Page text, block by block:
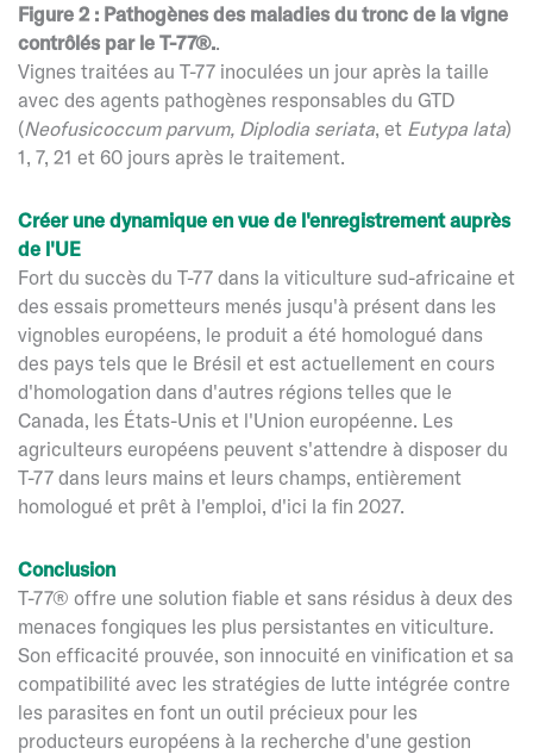
Figure 2 : Pathogènes des maladies du tronc de la vigne
contrôlés par le T-77®..
Vignes traitées au T-77 inoculées un jour après la taille
avec des agents pathogènes responsables du GTD
(Neofusicoccum parvum, Diplodia seriata, et Eutypa lata)
1, 7, 21 et 60 jours après le traitement.
Créer une dynamique en vue de l'enregistrement auprès
de l'UE
Fort du succès du T-77 dans la viticulture sud-africaine et
des essais prometteurs menés jusqu'à présent dans les
vignobles européens, le produit a été homologué dans
des pays tels que le Brésil et est actuellement en cours
d'homologation dans d'autres régions telles que le
Canada, les États-Unis et l'Union européenne. Les
agriculteurs européens peuvent s'attendre à disposer du
T-77 dans leurs mains et leurs champs, entièrement
homologué et prêt à l'emploi, d'ici la fin 2027.
Conclusion
T-77® offre une solution fiable et sans résidus à deux des
menaces fongiques les plus persistantes en viticulture.
Son efficacité prouvée, son innocuité en vinification et sa
compatibilité avec les stratégies de lutte intégrée contre
les parasites en font un outil précieux pour les
producteurs européens à la recherche d'une gestion